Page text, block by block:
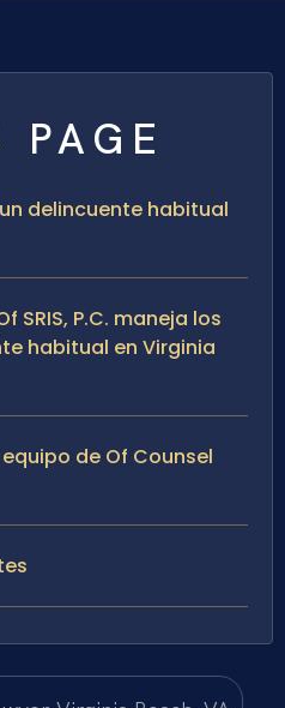
delincuente habitual
SRIS, P.C. maneja los
habitual en Virginia
equipo de Of Counsel